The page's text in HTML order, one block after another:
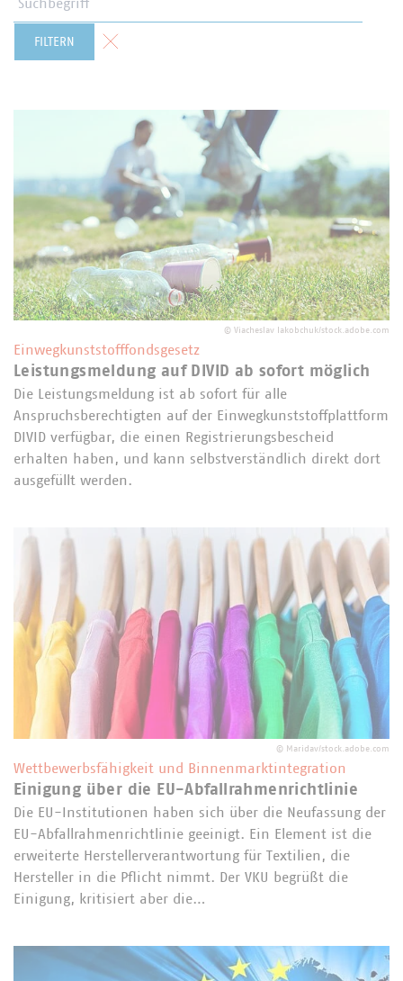
FILTERN Formular zurücksetzen
© Viacheslav Iakobchuk/stock.adobe.com
Einwegkunststofffondsgesetz
Leistungsmeldung auf DIVID ab sofort möglich
Die Leistungsmeldung ist ab sofort für alle
Anspruchsberechtigten auf der Einwegkunststoffplattform
DIVID verfügbar, die einen Registrierungsbescheid
erhalten haben, und kann selbstverständlich direkt dort
ausgefüllt werden.
© Maridav/stock.adobe.com
Wettbewerbsfähigkeit und Binnenmarktintegration
Einigung über die EU-Abfallrahmenrichtlinie
Die EU-Institutionen haben sich über die Neufassung der
EU-Abfallrahmenrichtlinie geeinigt. Ein Element ist die
erweiterte Herstellerverantwortung für Textilien, die
Hersteller in die Pflicht nimmt. Der VKU begrüßt die
Einigung, kritisiert aber die…